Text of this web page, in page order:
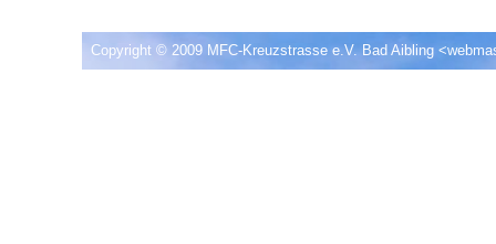
Copyright © 2009 MFC-Kreuzstrasse e.V. Bad Aibling <